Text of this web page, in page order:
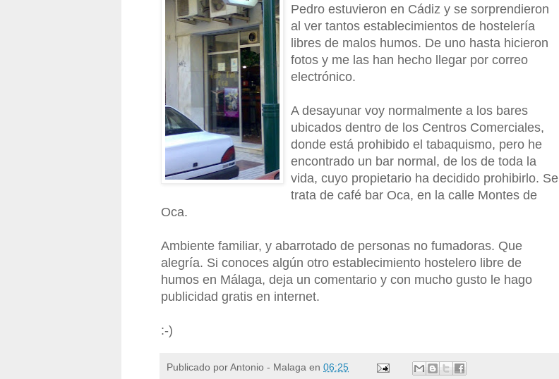
Pedro estuvieron en Cádiz y se sorprendieron
al ver tantos establecimientos de hostelería
libres de malos humos. De uno hasta hicieron
fotos y me las han hecho llegar por correo
electrónico.
A desayunar voy normalmente a los bares
ubicados dentro de los Centros Comerciales,
donde está prohibido el tabaquismo, pero he
encontrado un bar normal, de los de toda la
vida, cuyo propietario ha decidido prohibirlo. Se
trata de café bar Oca, en la calle Montes de
Oca.
Ambiente familiar, y abarrotado de personas no fumadoras. Que
alegría. Si conoces algún otro establecimiento hostelero libre de
humos en Málaga, deja un comentario y con mucho gusto le hago
publicidad gratis en internet.
:-)
Publicado porAntonio - Malaga en 06:25